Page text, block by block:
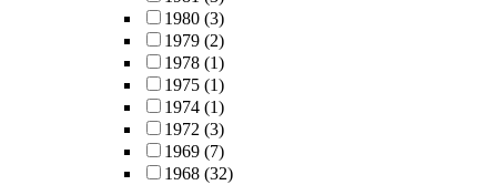
1980 (3)
1979 (2)
1978 (1)
1975 (1)
1974 (1)
1972 (3)
1969 (7)
1968 (32)